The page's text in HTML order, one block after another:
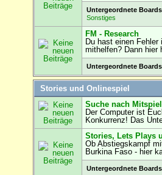
Untergeordnete Boards
Sonstiges
FM - Research
Du hast einen
mithelfen? Dann hier
Untergeordnete Boards
Stories und Onlinespiel
Suche nach
Der Computer ist
Konkurrenz! Das
Stories, Lets Plays
Ob Abstiegskampf
Burkina Faso - hier
Untergeordnete Boards